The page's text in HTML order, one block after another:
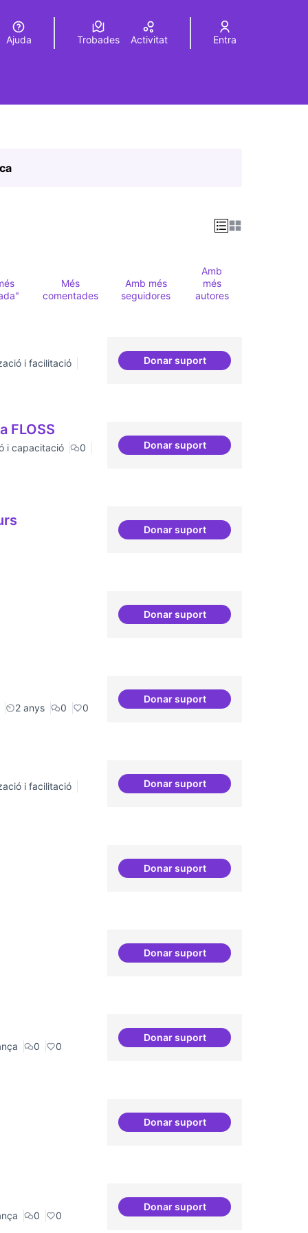
Elegir el idioma Choose language
Ajuda Trobades Activitat Entra
Més
comentades
Amb més
seguidores
Amb
més
autores
i facilitació
Donar suportEspai grades democràtiques
FLOSS
i capacitació
0
Donar suportEspai acompanyament
Donar suportEsdeveniment/Presentació
Donar suportErasmus Canòdrom
2 anys 0 0
Donar suportDrets Humans i capa digital
i facilitació
Donar suportDinamització de la
Donar suportDigitalització de
Donar suportDefinició del currículum del
0 0
Donar suportdecidim.canodrom
Donar suportCursos de podcast i twitch
0 0
Donar suportCures i governança